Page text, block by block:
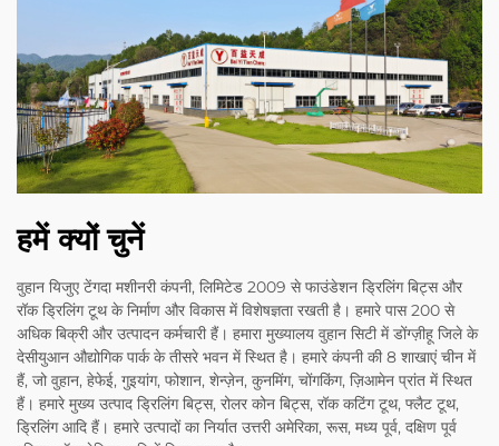
हमें क्यों चुनें
वुहान यिजुए टेंगदा मशीनरी कंपनी, लिमिटेड 2009 से फाउंडेशन ड्रिलिंग बिट्स और
रॉक ड्रिलिंग टूथ के निर्माण और विकास में विशेषज्ञता रखती है। हमारे पास 200 से
अधिक बिक्री और उत्पादन कर्मचारी हैं। हमारा मुख्यालय वुहान सिटी में डोंग्ज़ीहू जिले के
देसीयुआन औद्योगिक पार्क के तीसरे भवन में स्थित है। हमारे कंपनी की 8 शाखाएं चीन में
हैं, जो वुहान, हेफेई, गुइयांग, फोशान, शेन्ज़ेन, कुनमिंग, चोंगकिंग, ज़िआमेन प्रांत में स्थित
हैं। हमारे मुख्य उत्पाद ड्रिलिंग बिट्स, रोलर कोन बिट्स, रॉक कटिंग टूथ, फ्लैट टूथ,
ड्रिलिंग आदि हैं। हमारे उत्पादों का निर्यात उत्तरी अमेरिका, रूस, मध्य पूर्व, दक्षिण पूर्व